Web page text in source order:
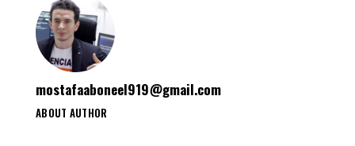
mostafaaboneel919@gmail.com
ABOUT AUTHOR